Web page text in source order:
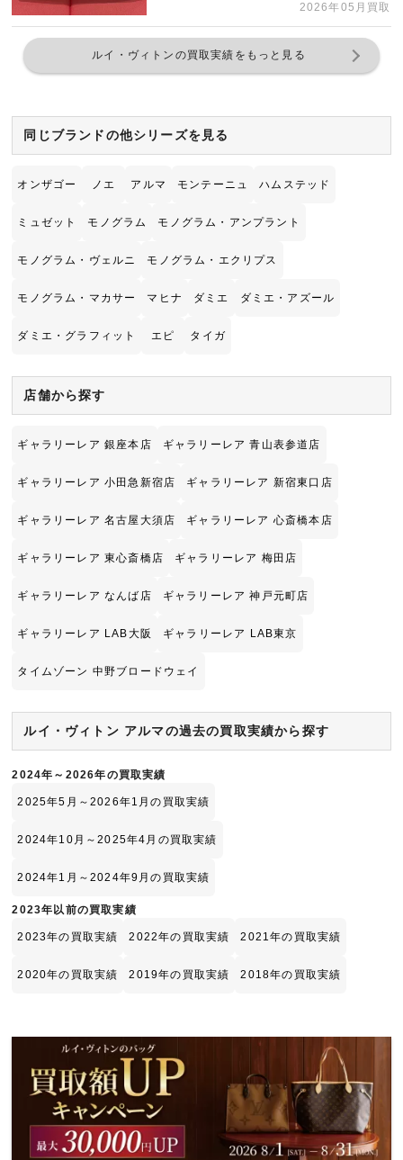
2026年05月買取
ルイ・ヴィトンの買取実績をもっと見る
同じブランドの他シリーズを見る
オンザゴー ノエ アルマ モンテーニュ ハムステッド
ミュゼット モノグラム モノグラム・アンプラント
モノグラム・ヴェルニ モノグラム・エクリプス
モノグラム・マカサー マヒナ ダミエ ダミエ・アズール
ダミエ・グラフィット エピ タイガ
店舗から探す
ギャラリーレア 銀座本店 ギャラリーレア 青山表参道店
ギャラリーレア 小田急新宿店 ギャラリーレア 新宿東口店
ギャラリーレア 名古屋大須店 ギャラリーレア 心斎橋本店
ギャラリーレア 東心斎橋店 ギャラリーレア 梅田店
ギャラリーレア なんば店 ギャラリーレア 神戸元町店
ギャラリーレア LAB大阪 ギャラリーレア LAB東京
タイムゾーン 中野ブロードウェイ
ルイ・ヴィトン アルマの過去の買取実績から探す
2024年～2026年の買取実績
2025年5月～2026年1月の買取実績
2024年10月～2025年4月の買取実績
2024年1月～2024年9月の買取実績
2023年以前の買取実績
2023年の買取実績 2022年の買取実績 2021年の買取実績
2020年の買取実績 2019年の買取実績 2018年の買取実績